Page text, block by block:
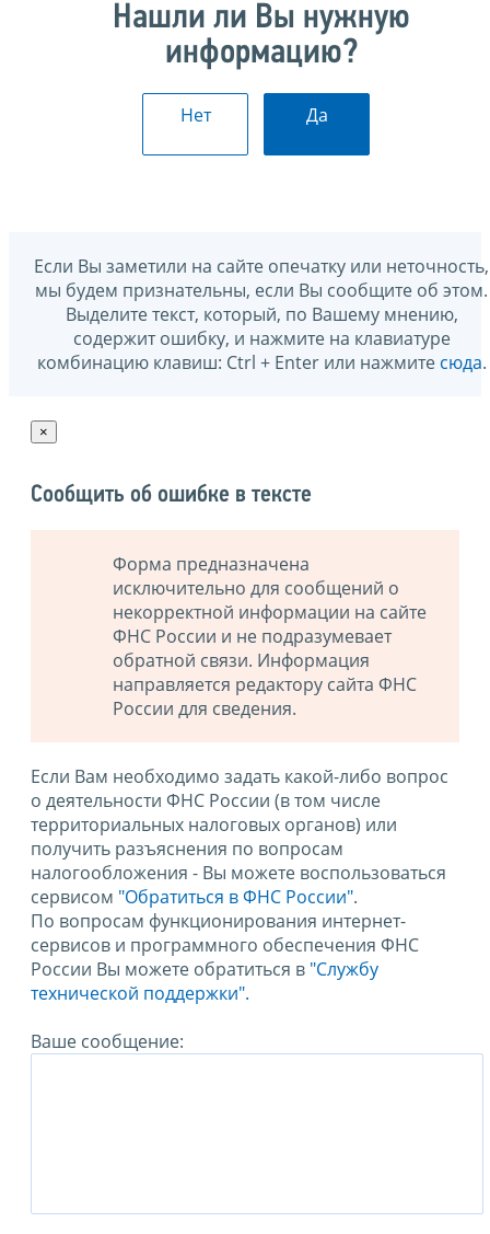
Нашли ли Вы нужную
информацию?
Нет Да
Если Вы заметили на сайте опечатку или неточность,
мы будем признательны, если Вы сообщите об этом.
Выделите текст, который, по Вашему мнению,
содержит ошибку, и нажмите на клавиатуре
комбинацию клавиш: Ctrl + Enter или нажмите сюда.
×
Сообщить об ошибке в тексте
Форма предназначена
исключительно для сообщений о
некорректной информации на сайте
ФНС России и не подразумевает
обратной связи. Информация
направляется редактору сайта ФНС
России для сведения.
Если Вам необходимо задать какой-либо вопрос
о деятельности ФНС России (в том числе
территориальных налоговых органов) или
получить разъяснения по вопросам
налогообложения - Вы можете воспользоваться
сервисом "Обратиться в ФНС России".
По вопросам функционирования интернет-
сервисов и программного обеспечения ФНС
России Вы можете обратиться в "Службу
технической поддержки".
Ваше сообщение: